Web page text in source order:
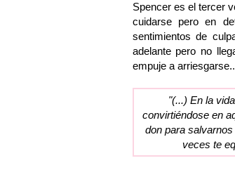
Spencer es el tercer
cuidarse pero en
sentimientos de
adelante pero no
empuje a
"(...) En la
convirtiéndose en
don para
veces te